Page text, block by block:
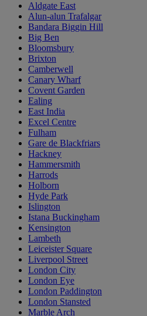
Aldgate East
Alun-alun Trafalgar
Bandara Biggin Hill
Big Ben
Bloomsbury
Brixton
Camberwell
Canary Wharf
Covent Garden
Ealing
East India
Excel Centre
Fulham
Gare de Blackfriars
Hackney
Hammersmith
Harrods
Holborn
Hyde Park
Islington
Istana Buckingham
Kensington
Lambeth
Leiceister Square
Liverpool Street
London City
London Eye
London Paddington
London Stansted
Marble Arch